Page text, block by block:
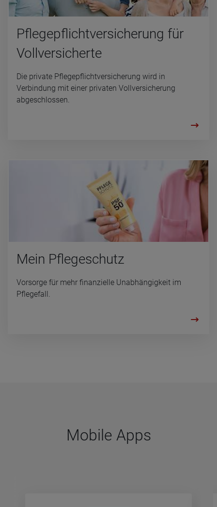
Pfle­ge­pflicht­ver­si­che­rung für
Voll­ver­si­cherte
Die private Pflegepflichtversicherung wird in
Verbindung mit einer privaten Vollversicherung
abgeschlossen.
Mein Pfle­ge­schutz
Vorsorge für mehr finanzielle Unabhängigkeit im
Pflegefall.
Mobile Apps